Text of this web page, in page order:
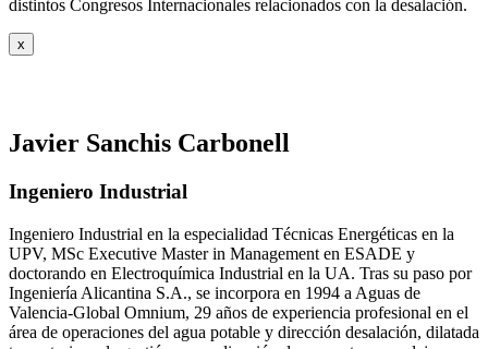
distintos Congresos Internacionales relacionados con la desalación.
x
Javier Sanchis Carbonell
Ingeniero Industrial
Ingeniero Industrial en la especialidad Técnicas Energéticas en la
UPV, MSc Executive Master in Management en ESADE y
doctorando en Electroquímica Industrial en la UA. Tras su paso por
Ingeniería Alicantina S.A., se incorpora en 1994 a Aguas de
Valencia-Global Omnium, 29 años de experiencia profesional en el
área de operaciones del agua potable y dirección desalación, dilatada